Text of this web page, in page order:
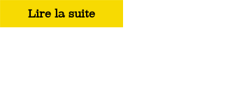
Lire la suite